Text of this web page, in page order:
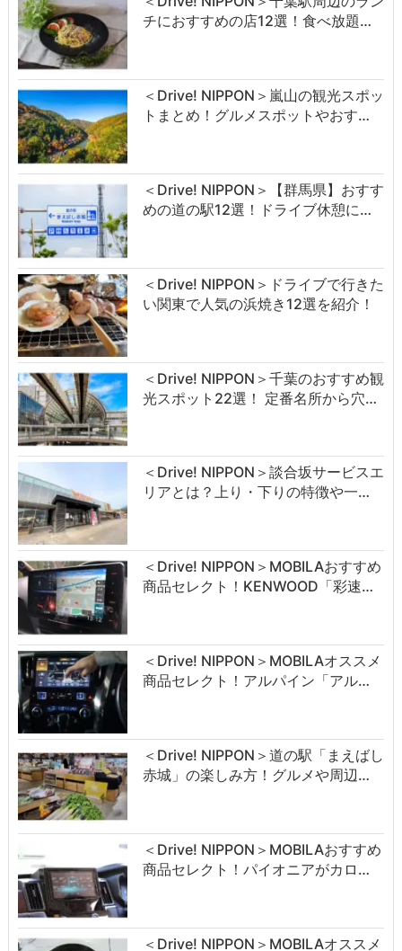
チにおすすめの店12選！食べ放題…
＜Drive! NIPPON＞嵐山の観光スポッ
トまとめ！グルメスポットやおす…
＜Drive! NIPPON＞【群馬県】おすす
めの道の駅12選！ドライブ休憩に…
＜Drive! NIPPON＞ドライブで行きた
い関東で人気の浜焼き12選を紹介！
＜Drive! NIPPON＞千葉のおすすめ観
光スポット22選！ 定番名所から穴…
＜Drive! NIPPON＞談合坂サービスエ
リアとは？上り・下りの特徴や一…
＜Drive! NIPPON＞MOBILAおすすめ
商品セレクト！KENWOOD「彩速…
＜Drive! NIPPON＞MOBILAオススメ
商品セレクト！アルパイン「アル…
＜Drive! NIPPON＞道の駅「まえばし
赤城」の楽しみ方！グルメや周辺…
＜Drive! NIPPON＞MOBILAおすすめ
商品セレクト！パイオニアがカロ…
＜Drive! NIPPON＞MOBILAオススメ